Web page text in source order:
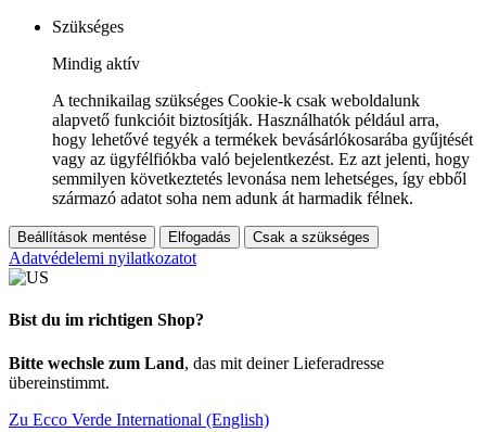
Szükséges
Mindig aktív
A technikailag szükséges Cookie-k csak weboldalunk
alapvető funkcióit biztosítják. Használhatók például arra,
hogy lehetővé tegyék a termékek bevásárlókosarába gyűjtését
vagy az ügyfélfiókba való bejelentkezést. Ez azt jelenti, hogy
semmilyen következtetés levonása nem lehetséges, így ebből
származó adatot soha nem adunk át harmadik félnek.
Beállítások mentése Elfogadás Csak a szükséges
Adatvédelemi nyilatkozatot
Bist du im richtigen Shop?
Bitte wechsle zum Land, das mit deiner Lieferadresse
übereinstimmt.
Zu Ecco Verde International (English)